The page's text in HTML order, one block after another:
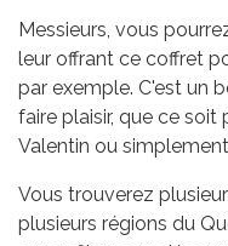
Messieurs, vous
leur offrant ce coffret
par exemple. C'est un
faire plaisir, que ce soit
Valentin ou
Vous trouverez
plusieurs régions du